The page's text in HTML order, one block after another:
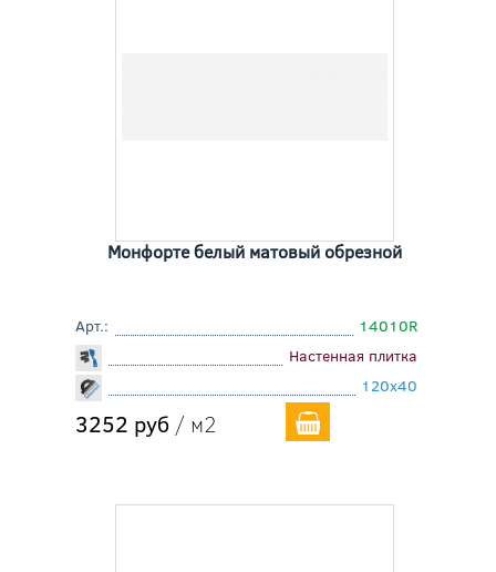
Монфорте белый матовый обрезной
Арт.:
14010R
Настенная плитка
120x40
3252 руб / м2